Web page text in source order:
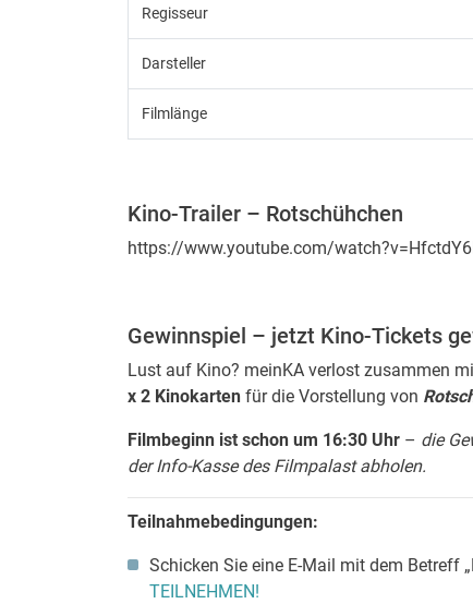
Regisseur
Darsteller
Filmlänge
Kino-Trailer – Rotschühchen
https://www.youtube.com/
Gewinnspiel – jetzt Kino-Tickets
Lust auf Kino? meinKA verlost zusammen
x 2 Kinokarten für die Vorstellung von R
Filmbeginn ist schon um 16:30 Uhr – die
der Info-Kasse des Filmpalast abholen.
Teilnahmebedingungen:
Schicken Sie eine E-Mail mit dem Betreff
TEILNEHMEN!